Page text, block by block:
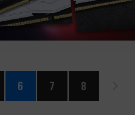
6 7 8